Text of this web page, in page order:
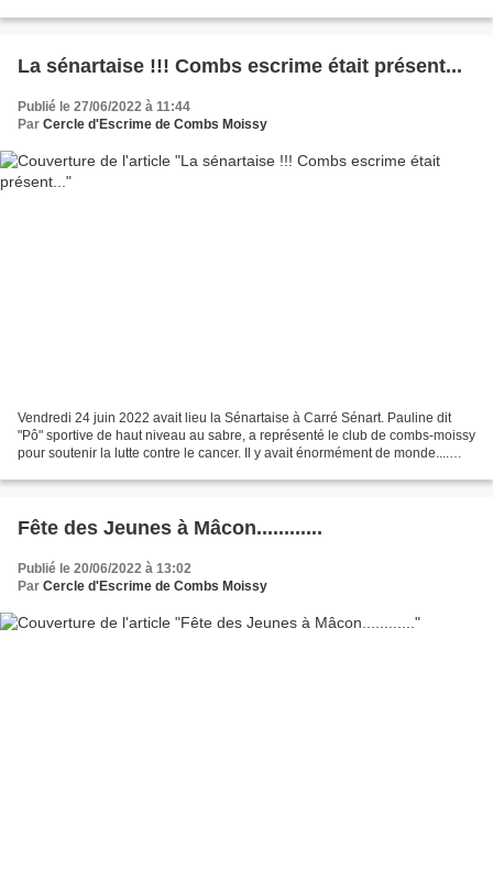
La sénartaise !!! Combs escrime était présent...
Publié le 27/06/2022 à 11:44
Par Cercle d'Escrime de Combs Moissy
Vendredi 24 juin 2022 avait lieu la Sénartaise à Carré Sénart. Pauline dit
"Pô" sportive de haut niveau au sabre, a représenté le club de combs-moissy
pour soutenir la lutte contre le cancer. Il y avait énormément de monde....
Fête des Jeunes à Mâcon............
Publié le 20/06/2022 à 13:02
Par Cercle d'Escrime de Combs Moissy